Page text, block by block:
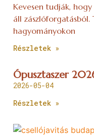
Kevesen tudják,
áll zászlóforgatásból.
hagyományokon
Részletek »
Ópusztaszer
2026-05-04
Részletek »